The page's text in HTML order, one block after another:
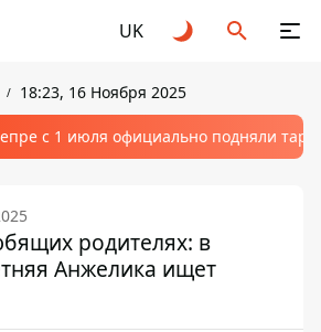
UK
18:23, 16 Ноября 2025
с 1 июля официально подняли
родителях: в
Анжелика ищет